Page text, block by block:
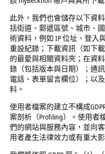
此外，我們也會儲存以下資
括街道、郵遞區號、城市、
術資料，例如 IP 位址、登入
重設紀錄；下載資訊（如下
的最愛與相關資料夾；在資
錄（包括版本與日期）；通
電話、表單留言欄位）；以
料。
使用者檔案的建立不構成
案剖析（Profiling）。使用者
們的網站與服務內容，並向
用者產生法律效力或有重大